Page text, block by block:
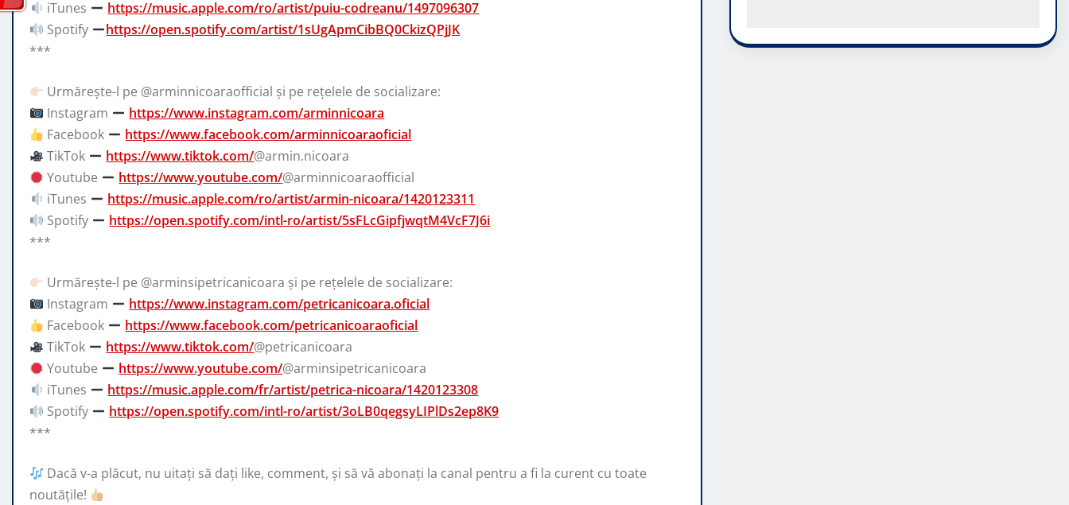
iTunes
https://music.apple.com/ro/artist/puiu-codreanu/1497096307
Spotify
https://open.spotify.com/artist/1sUgApmCibBQ0CkizQPjJK
***
Urmărește-l pe @arminnicoaraofficial și pe rețelele de socializare:
Instagram
https://www.instagram.com/arminnicoara
Facebook
https://www.facebook.com/arminnicoaraoficial
TikTok
https://www.tiktok.com/@armin.nicoara
Youtube
https://www.youtube.com/@arminnicoaraofficial
iTunes
https://music.apple.com/ro/artist/armin-nicoara/1420123311
Spotify
https://open.spotify.com/intl-ro/artist/5sFLcGipfjwqtM4VcF7J6i
***
Urmărește-l pe @arminsipetricanicoara și pe rețelele de socializare:
Instagram
https://www.instagram.com/petricanicoara.oficial
Facebook
https://www.facebook.com/petricanicoaraoficial
TikTok
https://www.tiktok.com/@petricanicoara
Youtube
https://www.youtube.com/@arminsipetricanicoara
iTunes
https://music.apple.com/fr/artist/petrica-nicoara/1420123308
Spotify
https://open.spotify.com/intl-ro/artist/3oLB0qegsyLIPlDs2ep8K9
***
Dacă v-a plăcut, nu uitați să dați like, comment, și să vă abonați la canal pentru a fi la curent cu toate
noutățile!